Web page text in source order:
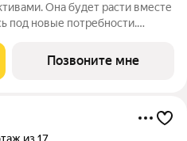
Она будет расти вместе
под новые потребности.
для детской кроватки и
Позвоните мне